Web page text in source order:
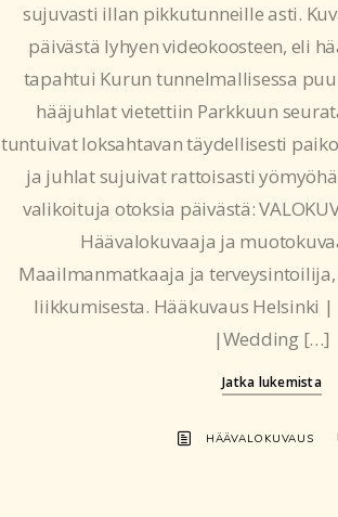
sujuvasti illan pikkutunneille asti.
päivästä lyhyen videokoosteen, eli
tapahtui Kurun tunnelmallisessa
hääjuhlat vietettiin Parkkuun
tuntuivat loksahtavan täydellisesti
ja juhlat sujuivat rattoisasti
valikoituja otoksia päivästä:
Häävalokuvaaja ja
Maailmanmatkaaja ja
liikkumisesta. Hääkuvaus Helsinki
|Wedding […]
Jatka lukemista
HÄÄVALOKUVAUS